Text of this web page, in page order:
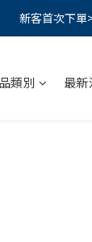
禦柔霧防曬棒｜
新客首次下單
柔霧防曬棒｜
類別 最新